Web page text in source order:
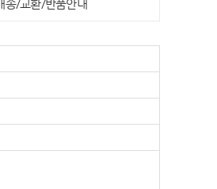
송/교환/반품안내